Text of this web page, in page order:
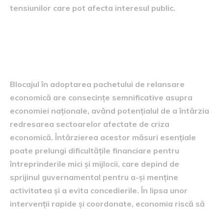
tensiunilor care pot afecta interesul public.
Blocajul în adoptarea pachetului de relansare
economică are consecințe semnificative asupra
economiei naționale, având potențialul de a întârzia
redresarea sectoarelor afectate de criza
economică. Întârzierea acestor măsuri esențiale
poate prelungi dificultățile financiare pentru
întreprinderile mici și mijlocii, care depind de
sprijinul guvernamental pentru a-și menține
activitatea și a evita concedierile. În lipsa unor
intervenții rapide și coordonate, economia riscă să